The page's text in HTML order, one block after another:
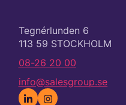
Tegnérlunden 6
113 59 STOCKHOLM
08-26 20 00
info@salesgroup.se